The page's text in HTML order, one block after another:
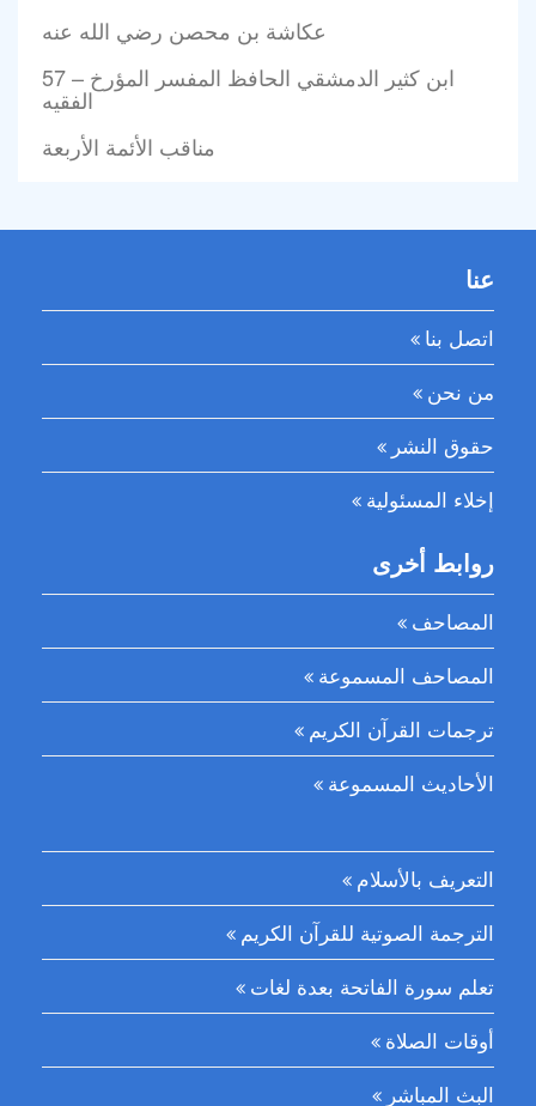
عكاشة بن محصن رضي الله عنه
57 – ابن كثير الدمشقي الحافظ المفسر المؤرخ
الفقيه
مناقب الأئمة الأربعة
عنا
اتصل بنا
من نحن
حقوق النشر
إخلاء المسئولية
روابط أخرى
المصاحف
المصاحف المسموعة
ترجمات القرآن الكريم
الأحاديث المسموعة
التعريف بالأسلام
الترجمة الصوتية للقرآن الكريم
تعلم سورة الفاتحة بعدة لغات
أوقات الصلاة
البث المباشر